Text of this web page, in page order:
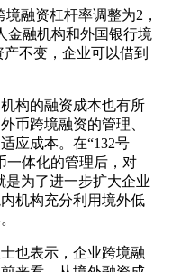
融资杠杆率调整为2，
金融机构和外国银行境
不变，企业可以借到
构的融资成本也有所
币跨境融资的管理、
应成本。在“132号
一体化的管理后，对
是为了进一步扩大企业
机构充分利用境外低
也表示，企业跨境融